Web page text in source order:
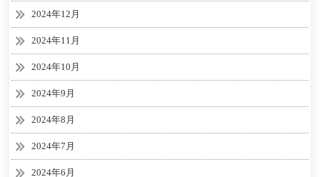
2024年12月
2024年11月
2024年10月
2024年9月
2024年8月
2024年7月
2024年6月